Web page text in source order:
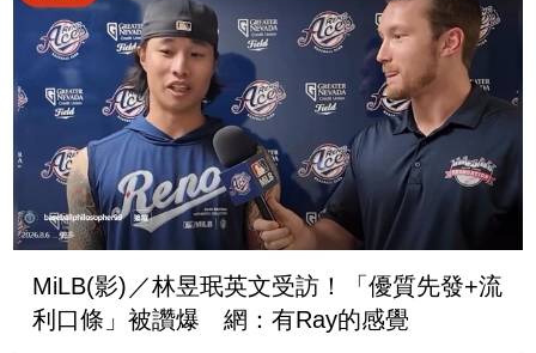
MiLB(影)／林昱珉英文受訪！「優質先發+流
利口條」被讚爆 網：有Ray的感覺